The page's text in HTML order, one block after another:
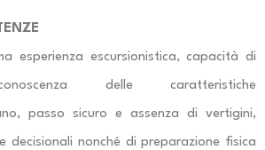
esperienza escursionistica, capacità di
delle caratteristiche
passo sicuro e assenza di vertigini,
decisionali nonché di preparazione fisica